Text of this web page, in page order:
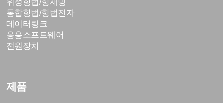
위성항법/항재밍
통합항법/항법전자
데이터링크
응용소프트웨어
전원장치
제품